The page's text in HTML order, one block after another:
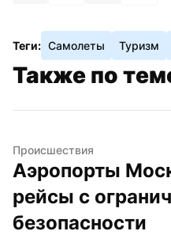
Теги: Самолеты Туризм
Также по
Происшествия
Аэропорты
рейсы с
безопасности